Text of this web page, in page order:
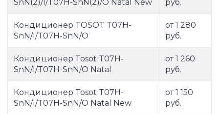
SnN(2)/I/T07H-SnN(2)/O Natal New
руб.
Кондиционер TOSOT T07H-
SnN/I/T07H-SnN/O
от 1 280
руб.
Кондиционер Tosot T07H-
SnN/I/T07H-SnN/O Natal
от 1 260
руб.
Кондиционер Tosot T07H-
SnN/I/T07H-SnN/O Natal New
от 1 150
руб.